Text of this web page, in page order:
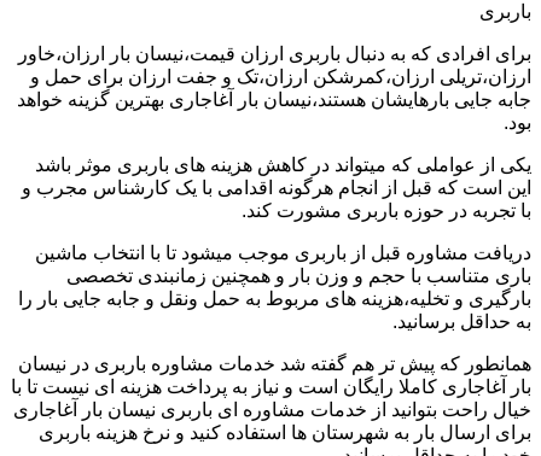
باربری
برای افرادی که به دنبال باربری ارزان قیمت،نیسان بار ارزان،خاور
ارزان،تریلی ارزان،کمرشکن ارزان،تک و جفت ارزان برای حمل و
جابه جایی بارهایشان هستند،نیسان بار آغاجاری بهترین گزینه خواهد
بود.
یکی از عواملی که میتواند در کاهش هزینه های باربری موثر باشد
این است که قبل از انجام هرگونه اقدامی با یک کارشناس مجرب و
با تجربه در حوزه باربری مشورت کند.
دریافت مشاوره قبل از باربری موجب میشود تا با انتخاب ماشین
باری متناسب با حجم و وزن بار و همچنین زمانبندی تخصصی
بارگیری و تخلیه،هزینه های مربوط به حمل ونقل و جابه جایی بار را
به حداقل برسانید.
همانطور که پیش تر هم گفته شد خدمات مشاوره باربری در نیسان
بار آغاجاری کاملا رایگان است و نیاز به پرداخت هزینه ای نیست تا با
خیال راحت بتوانید از خدمات مشاوره ای باربری نیسان بار آغاجاری
برای ارسال بار به شهرستان ها استفاده کنید و نرخ هزینه باربری